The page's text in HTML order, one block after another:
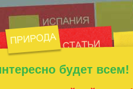
будет всем!